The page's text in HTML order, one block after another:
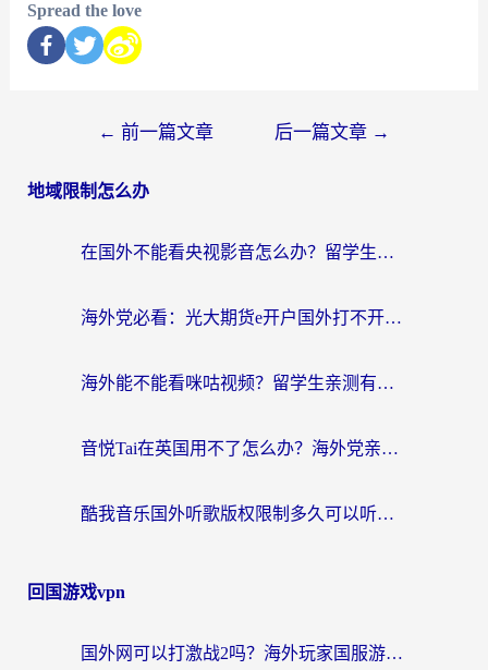
Spread the love
← 前一篇文章 后一篇文章 →
地域限制怎么办
在国外不能看央视影音怎么办？留学生亲测的追剧自由指南
海外党必看：光大期货e开户国外打不开？用对回国加速器，追剧听歌看B站全搞定！
海外能不能看咪咕视频？留学生亲测有效的回国加速器选择指南
音悦Tai在英国用不了怎么办？海外党亲测有效的回国加速方案来了
酷我音乐国外听歌版权限制多久可以听？海外党亲测有效的解决办法来了
回国游戏vpn
国外网可以打激战2吗？海外玩家国服游戏加速终极指南（附阿根廷玩迷失蔚蓝境外问道解决方案）